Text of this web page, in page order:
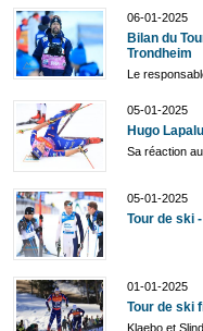
06-01-2025
Bilan du
Trondheim
Le
05-01-2025
Hugo
Sa réaction
05-01-2025
Tour de ski
01-01-2025
Tour de ski
Klaebo et